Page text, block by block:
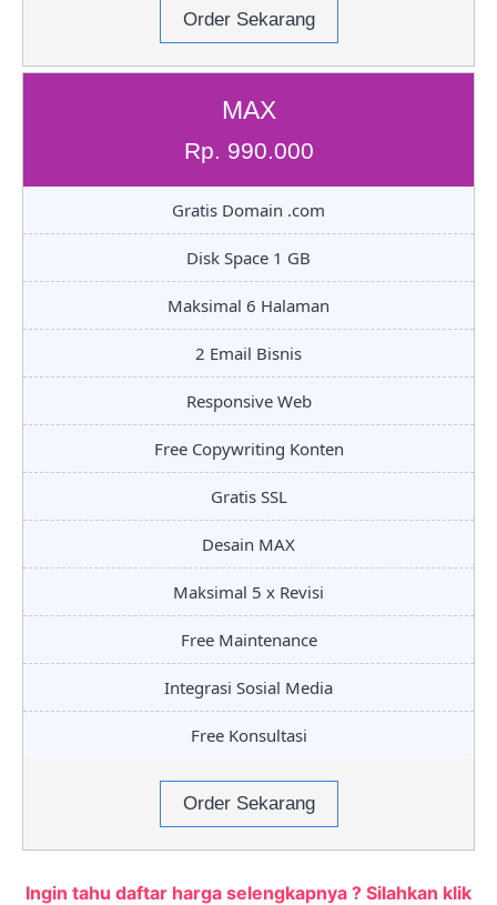
Order Sekarang
MAX
Rp. 990.000
Gratis Domain .com
Disk Space 1 GB
Maksimal 6 Halaman
2 Email Bisnis
Responsive Web
Free Copywriting Konten
Gratis SSL
Desain MAX
Maksimal 5 x Revisi
Free Maintenance
Integrasi Sosial Media
Free Konsultasi
Order Sekarang
Ingin tahu daftar harga selengkapnya ? Silahkan klik